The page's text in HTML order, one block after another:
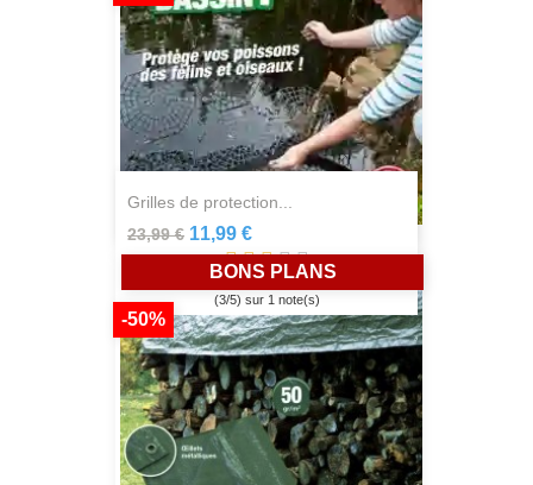
grilles de protection...
23,99 € 11,99 €
(3/5) sur 1 note(s)
-50%
BONS PLANS